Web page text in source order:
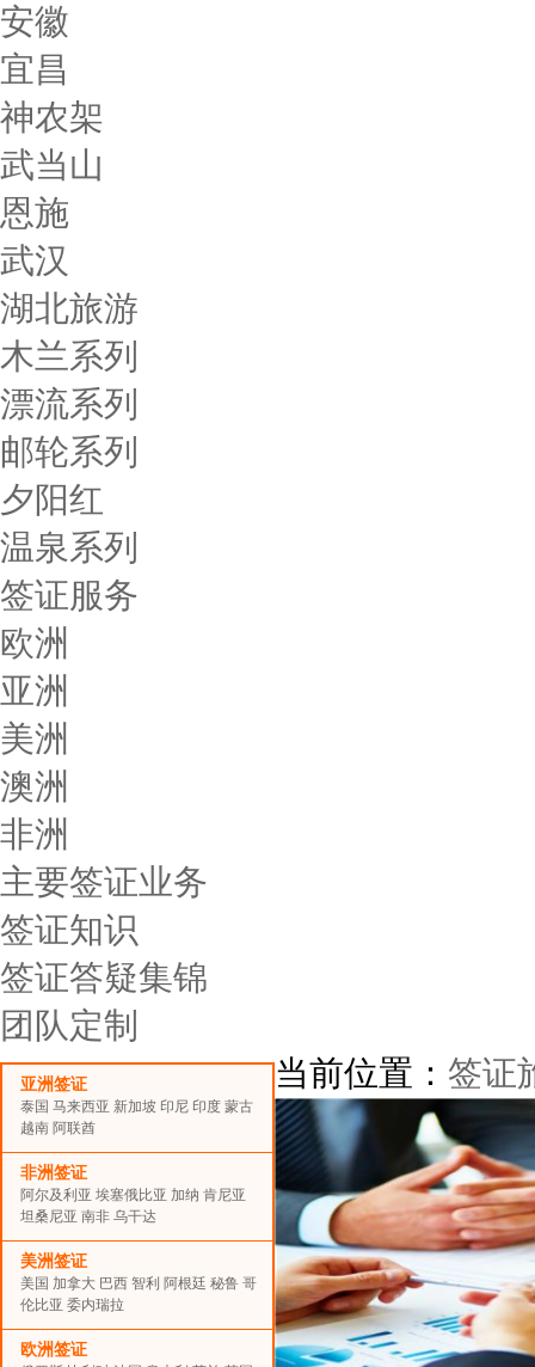
安徽
宜昌
神农架
武当山
恩施
武汉
湖北旅游
木兰系列
漂流系列
邮轮系列
夕阳红
温泉系列
签证服务
欧洲
亚洲
美洲
澳洲
非洲
主要签证业务
签证知识
签证答疑集锦
团队定制
亚洲签证
泰国 马来西亚 新加坡 印尼 印度 蒙古
越南 阿联酋
非洲签证
阿尔及利亚 埃塞俄比亚 加纳 肯尼亚
坦桑尼亚 南非 乌干达
美洲签证
美国 加拿大 巴西 智利 阿根廷 秘鲁 哥
伦比亚 委内瑞拉
欧洲签证
当前位置： 签证